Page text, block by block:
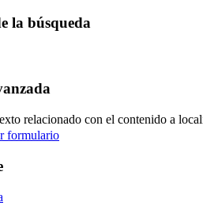
la búsqueda
relacionado con el contenido a
formulario